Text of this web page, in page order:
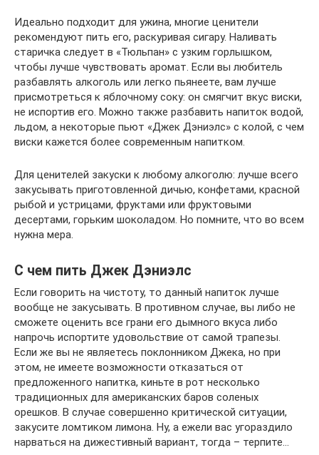
Идеально подходит для ужина, многие ценители
рекомендуют пить его, раскуривая сигару. Наливать
старичка следует в «Тюльпан» с узким горлышком,
чтобы лучше чувствовать аромат. Если вы любитель
разбавлять алкоголь или легко пьянеете, вам лучше
присмотреться к яблочному соку: он смягчит вкус виски,
не испортив его. Можно также разбавить напиток водой,
льдом, а некоторые пьют «Джек Дэниэлс» с колой, с чем
виски кажется более современным напитком.
Для ценителей закуски к любому алкоголю: лучше всего
закусывать приготовленной дичью, конфетами, красной
рыбой и устрицами, фруктами или фруктовыми
десертами, горьким шоколадом. Но помните, что во всем
нужна мера.
С чем пить Джек Дэниэлс
Если говорить на чистоту, то данный напиток лучше
вообще не закусывать. В противном случае, вы либо не
сможете оценить все грани его дымного вкуса либо
напрочь испортите удовольствие от самой трапезы.
Если же вы не являетесь поклонником Джека, но при
этом, не имеете возможности отказаться от
предложенного напитка, киньте в рот несколько
традиционных для американских баров соленых
орешков. В случае совершенно критической ситуации,
закусите ломтиком лимона. Ну, а ежели вас угораздило
нарваться на дижестивный вариант, тогда – терпите…